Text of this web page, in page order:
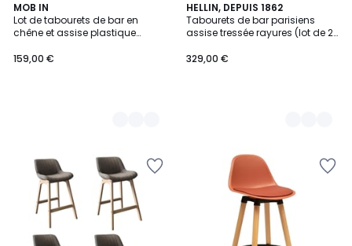
MOB IN
Lot de tabourets de bar en
chêne et assise plastique
159,00 €
2
Couleurs
HELLIN, DEPUIS 1862
Tabourets de bar parisiens
assise tressée rayures (lot de 2)
329,00 €
2
Couleurs